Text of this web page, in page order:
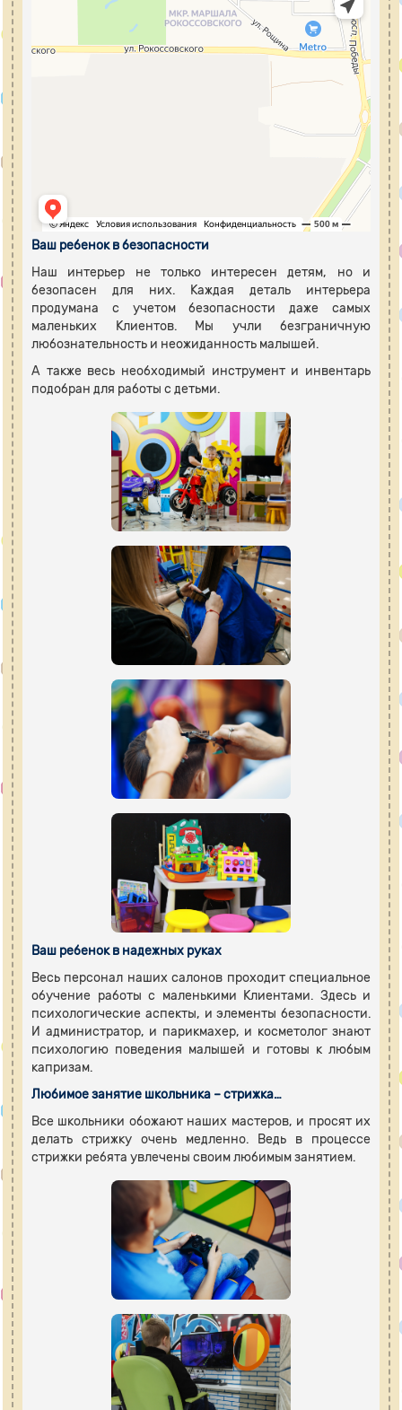
Ваш ребенок в безопасности
Наш интерьер не только интересен детям, но и
безопасен для них. Каждая деталь интерьера
продумана с учетом безопасности даже самых
маленьких Клиентов. Мы учли безграничную
любознательность и неожиданность малышей.
А также весь необходимый инструмент и инвентарь
подобран для работы с детьми.
Ваш ребенок в надежных руках
Весь персонал наших салонов проходит специальное
обучение работы с маленькими Клиентами. Здесь и
психологические аспекты, и элементы безопасности.
И администратор, и парикмахер, и косметолог знают
психологию поведения малышей и готовы к любым
капризам.
Любимое занятие школьника – стрижка…
Все школьники обожают наших мастеров, и просят их
делать стрижку очень медленно. Ведь в процессе
стрижки ребята увлечены своим любимым занятием.